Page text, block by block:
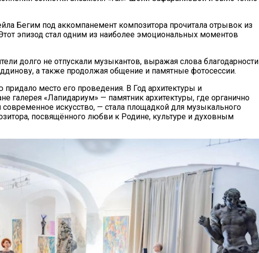
Бегим под аккомпанемент композитора прочитала отрывок из
эпизод стал одним из наиболее эмоциональных моментов
долго не отпускали музыкантов, выражая слова благодарности
а также продолжая общение и памятные фотосессии.
место его проведения. В Год архитектуры и
галерея «Лапидариум» — памятник архитектуры, где органично
современное искусство, — стала площадкой для музыкального
посвящённого любви к Родине, культуре и духовным